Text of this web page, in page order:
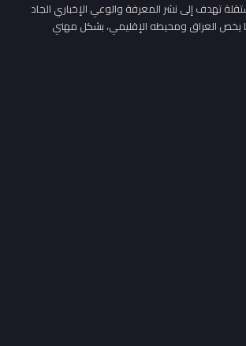
تهدف إلى نشر المعرفة والوعي الإخباري الجاد
العراق ومحيطه الإقليمي، بشكل مهني